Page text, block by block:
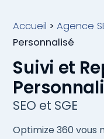
Accueil >Agence
Personnalisé
Suivi et
SEO et SGE
Optimize 360 vous